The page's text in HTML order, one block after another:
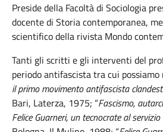
Preside della Facoltà di Sociologia
docente di Storia contemporanea,
scientifico della rivista Mondo
Tanti gli scritti e gli interventi del
periodo antifascista tra cui possiamo
il primo movimento antifascista
Bari, Laterza, 1975; “Fascismo,
Felice Guarneri, un tecnocrate al